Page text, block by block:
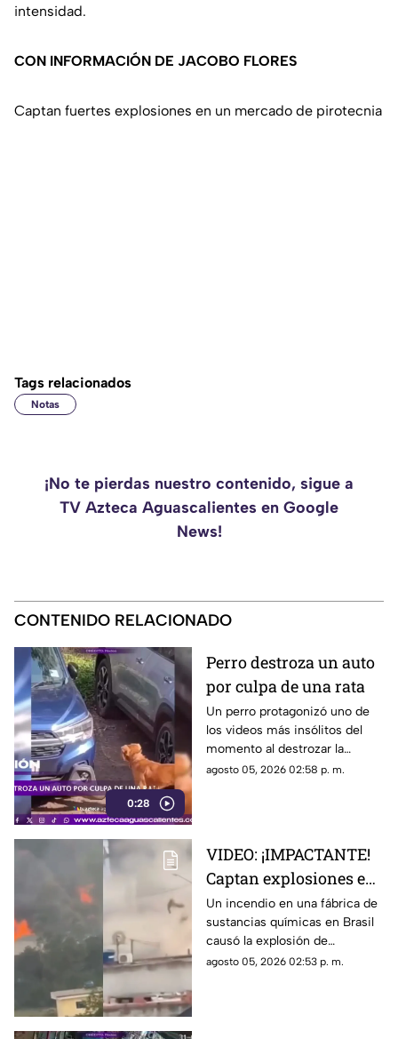
intensidad.
CON INFORMACIÓN DE JACOBO FLORES
Captan fuertes explosiones en un mercado de pirotecnia
Tags relacionados
Notas
¡No te pierdas nuestro contenido, sigue a
TV Azteca Aguascalientes en Google
News!
CONTENIDO RELACIONADO
0:28
Perro destroza un auto
por culpa de una rata
Un perro protagonizó uno de
los videos más insólitos del
momento al destrozar la
defensa de un automóvil con
agosto 05, 2026 02:58 p. m.
VIDEO: ¡IMPACTANTE!
Captan explosiones en
alcantarillas tras el
incendio en una
fábrica
Un incendio en una fábrica de
sustancias químicas en Brasil
causó la explosión de
alcantarillas; el momento
agosto 05, 2026 02:53 p. m.